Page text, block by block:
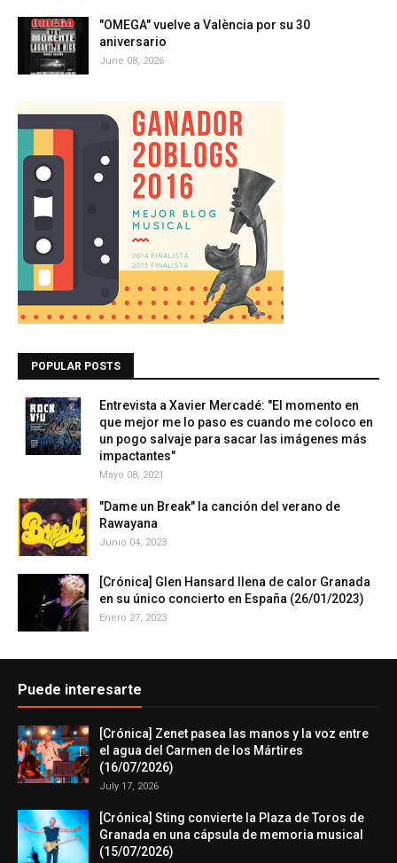
"OMEGA" vuelve a València por su 30
aniversario
June 08, 2026
POPULAR POSTS
Entrevista a Xavier Mercadé: "El momento en
que mejor me lo paso es cuando me coloco en
un pogo salvaje para sacar las imágenes más
impactantes"
Mayo 08, 2021
"Dame un Break" la canción del verano de
Rawayana
Junio 04, 2023
[Crónica] Glen Hansard llena de calor Granada
en su único concierto en España (26/01/2023)
Enero 27, 2023
Puede interesarte
[Crónica] Zenet pasea las manos y la voz entre
el agua del Carmen de los Mártires
(16/07/2026)
July 17, 2026
[Crónica] Sting convierte la Plaza de Toros de
Granada en una cápsula de memoria musical
(15/07/2026)